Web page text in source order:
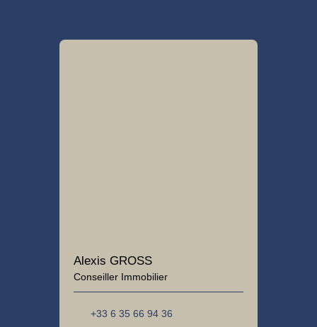
Alexis GROSS
Conseiller Immobilier
+33 6 35 66 94 36